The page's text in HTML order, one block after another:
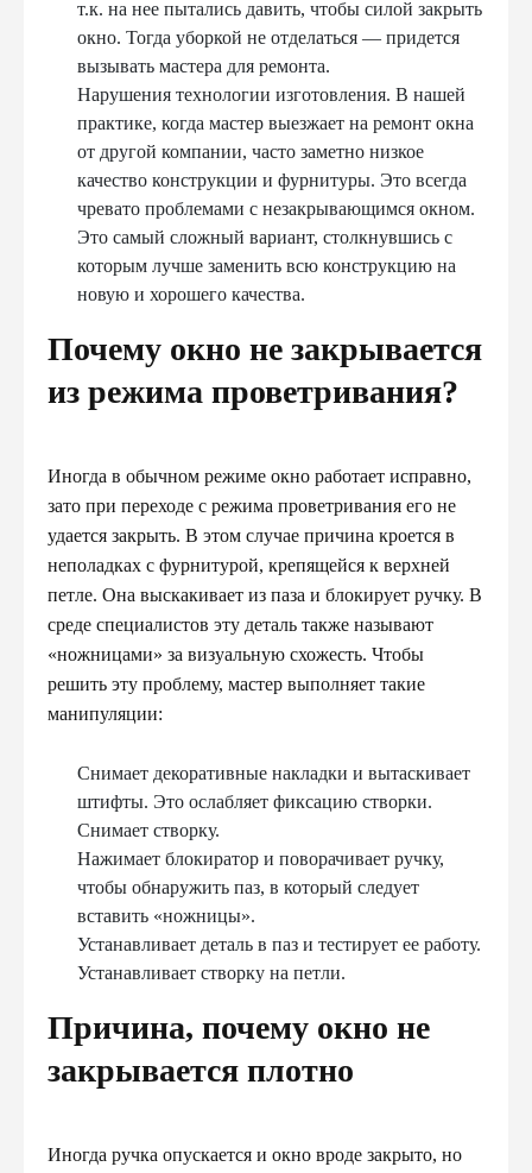
т.к. на нее пытались давить, чтобы силой закрыть
окно. Тогда уборкой не отделаться — придется
вызывать мастера для ремонта.
Нарушения технологии изготовления. В нашей
практике, когда мастер выезжает на ремонт окна
от другой компании, часто заметно низкое
качество конструкции и фурнитуры. Это всегда
чревато проблемами с незакрывающимся окном.
Это самый сложный вариант, столкнувшись с
которым лучше заменить всю конструкцию на
новую и хорошего качества.
Почему окно не закрывается
из режима проветривания?
Иногда в обычном режиме окно работает исправно,
зато при переходе с режима проветривания его не
удается закрыть. В этом случае причина кроется в
неполадках с фурнитурой, крепящейся к верхней
петле. Она выскакивает из паза и блокирует ручку. В
среде специалистов эту деталь также называют
«ножницами» за визуальную схожесть. Чтобы
решить эту проблему, мастер выполняет такие
манипуляции:
Снимает декоративные накладки и вытаскивает
штифты. Это ослабляет фиксацию створки.
Снимает створку.
Нажимает блокиратор и поворачивает ручку,
чтобы обнаружить паз, в который следует
вставить «ножницы».
Устанавливает деталь в паз и тестирует ее работу.
Устанавливает створку на петли.
Причина, почему окно не
закрывается плотно
Иногда ручка опускается и окно вроде закрыто, но